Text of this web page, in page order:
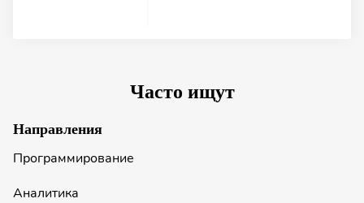
Часто ищут
Направления
Программирование
Аналитика